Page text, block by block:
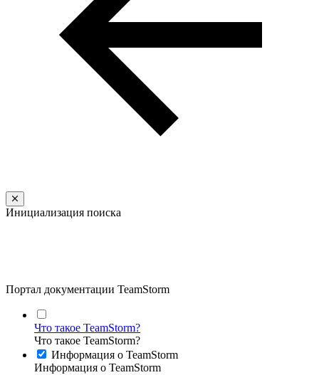
Инициализация поиска
Портал документации TeamStorm
Что такое TeamStorm?
Что такое TeamStorm?
Информация о TeamStorm
Информация о TeamStorm